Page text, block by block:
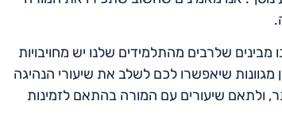
שלרבים מהתלמידים שלנו יש מחויבויות
מגוונות שיאפשרו לכם לשלב את שיעורי הנהיגה
ולתאם שיעורים עם המורה בהתאם לזמינות